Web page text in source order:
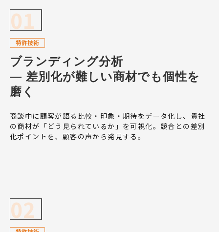
01
ブランディング分析
— 差別化が難しい商材でも個性を
磨く
商談中に顧客が語る比較・印象・期待をデータ化し、貴社
の商材が「どう見られているか」を可視化。競合との差別
化ポイントを、顧客の声から発見する。
02